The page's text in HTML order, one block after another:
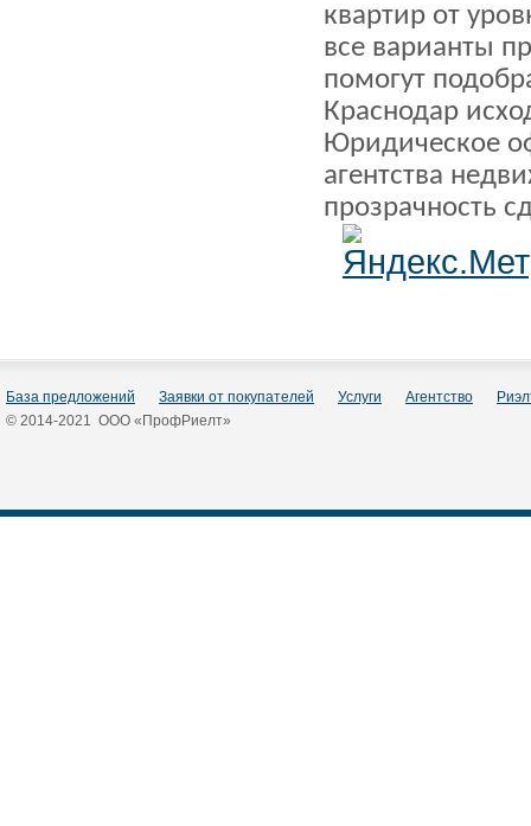
квартир от
все варианты
помогут
Краснодар
Юридическое
агентства
прозрачность
База предложений Заявки от покупателей Услуги Агентство
© 2014-2021 ООО «ПрофРиелт»